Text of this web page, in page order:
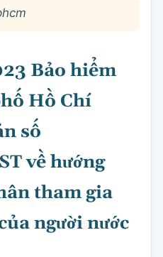
Bảo hiểm
Hồ Chí
số
về hướng
tham gia
người nước